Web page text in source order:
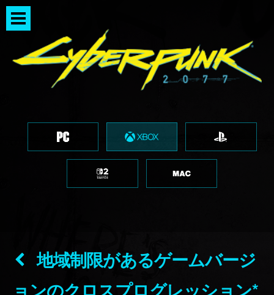
地域制限があるゲームバージ
ョンのクロスプログレッション*